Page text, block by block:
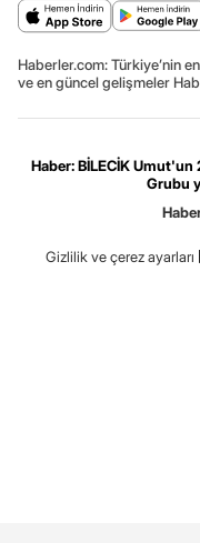
Haberler.com: Türkiye’nin
ve en güncel gelişmeler
Haber: BİLECİK Umut'un
Grubu
Gizlilik ve çerez ayarları